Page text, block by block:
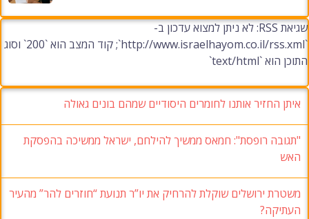
שגיאת RSS: לא ניתן למצוא עדכון ב-
`http://www.israelhayom.co.il/rss.xml`; קוד המצב הוא `200` וסוג
התוכן הוא `text/html`
איתן החזיר אותנו לחומרים היסודיים שמהם בונים גאולה
"תגובה רופסת": חמאס ממשיך להילחם, ישראל ממשיכה בהפסקת
האש
משטרת ירושלים שוקלת להרחיק את יו”ר תנועת “חוזרים להר” מהעיר
העתיקה?